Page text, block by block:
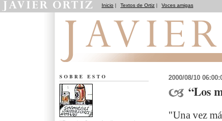
Inicio | Textos de Ortiz | Voces amigas
2000/08/10
“Los
"Una vez
SOBRE ESTO